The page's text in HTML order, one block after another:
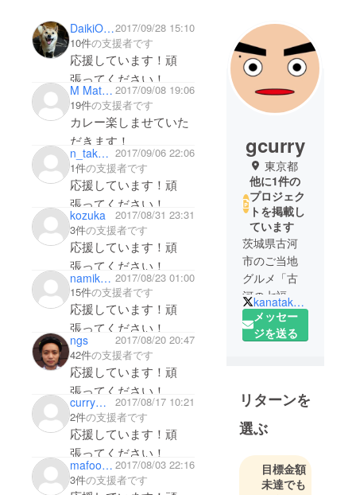
DaikiOwO2017/09/28 15:10
10件の支援者です
応援しています！頑
張ってください！
M Matsushita 2017/09/08 19:06
19件の支援者です
カレー楽しませていた
だきます！
n_takeuchi 2017/09/06 22:06
1件の支援者です
応援しています！頑
張ってください！
kozuka
2017/08/31 23:31
3件の支援者です
応援しています！頑
張ってください！
namikatapurannin 2017/08/23 01:00
15件の支援者です
応援しています！頑
張ってください！
ngs
2017/08/20 20:47
42件の支援者です
応援しています！頑
張ってください！
curryMEN
2017/08/17 10:21
2件の支援者です
応援しています！頑
張ってください！
mafootbag 2017/08/03 22:16
3件の支援者です
gcurry
東京都
他に1件の
プロジェク
トを掲載し
ています
茨城県古河
市のご当地
グルメ「古
河の七福カ
レーめん」
をフィー
の七福カ
レー』を企
画・製作・
販売してお
りました。
現在（2026
kanataku91
メッセー
ジを送る
リターンを
選ぶ
目標金額
未達でも